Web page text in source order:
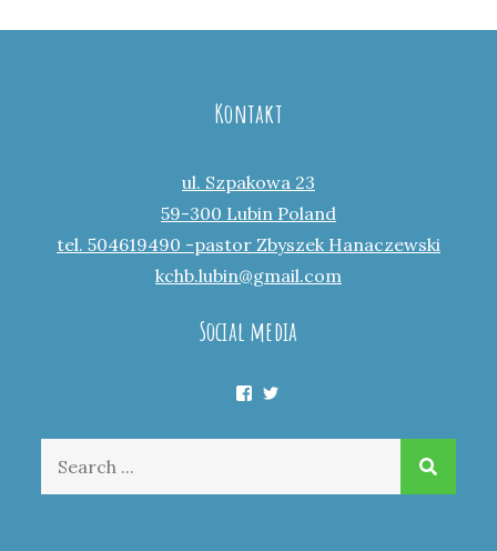
Kontakt
ul. Szpakowa 23
59-300 Lubin Poland
tel. 504619490 -pastor Zbyszek Hanaczewski
kchb.lubin@gmail.com
Social media
Facebook